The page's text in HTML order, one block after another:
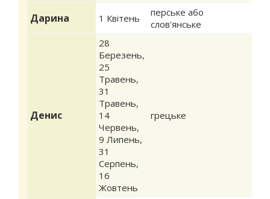
Дарина 1 Квітень
перське або
слов'янське
Денис
28
Березень,
25
Травень,
31
Травень,
14
Червень,
9 Липень,
31
Серпень,
16
Жовтень
грецьке